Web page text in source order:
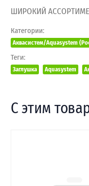
ШИРОКИЙ
Категории:
Аквасистем/Aquasystem
Теги:
Заглушка Aquasystem
С этим